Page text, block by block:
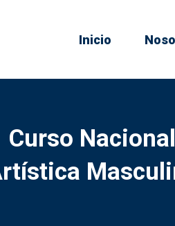
Inicio
Curso